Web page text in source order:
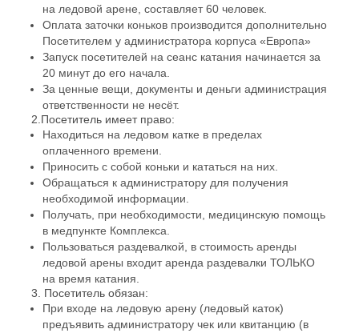
на ледовой арене, составляет 60 человек.
Оплата заточки коньков производится дополнительно
Посетителем у администратора корпуса «Европа»
Запуск посетителей на сеанс катания начинается за
20 минут до его начала.
За ценные вещи, документы и деньги администрация
ответственности не несёт.
2.Посетитель имеет право:
Находиться на ледовом катке в пределах
оплаченного времени.
Приносить с собой коньки и кататься на них.
Обращаться к администратору для получения
необходимой информации.
Получать, при необходимости, медицинскую помощь
в медпункте Комплекса.
Пользоваться раздевалкой, в стоимость аренды
ледовой арены входит аренда раздевалки ТОЛЬКО
на время катания.
3. Посетитель обязан:
При входе на ледовую арену (ледовый каток)
предъявить администратору чек или квитанцию (в